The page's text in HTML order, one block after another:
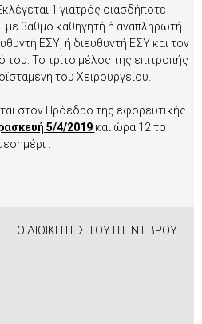
1 γιατρός οιασδήποτε
με βαθμό καθηγητή ή αναπληρωτή
ΕΣΥ, ή διευθυντή ΕΣΥ και τον
του. Το τρίτο μέλος της επιτροπής
του Χειρουργείου.
στον Πρόεδρο της εφορευτικής
5/4/2019 και ώρα 12 το
.
Ο ΔΙΟΙΚΗΤΗΣ ΤΟΥ Π.Γ.Ν.ΕΒΡΟΥ